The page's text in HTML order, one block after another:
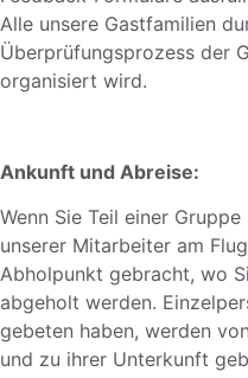
Alle unsere Gastfamilien
Überprüfungsprozess der
organisiert wird.
Ankunft und Abreise:
Wenn Sie Teil einer
unserer Mitarbeiter am
Abholpunkt gebracht, wo
abgeholt werden.
gebeten haben, werden
und zu ihrer Unterkunft